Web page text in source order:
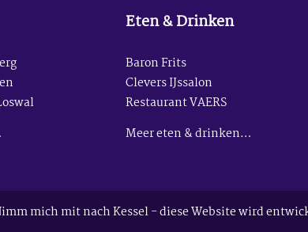
Eten & Drinken
Baron Frits
Clevers IJssalon
Restaurant VAERS
Meer eten & drinken…
mich mit nach Kessel - diese Website wird